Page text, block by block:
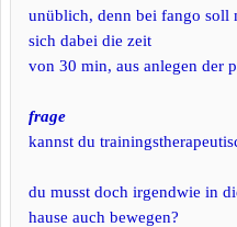
unüblich, denn bei fango soll
sich dabei die zeit
von 30 min, aus anlegen der
frage
kannst du
du musst doch irgendwie in
hause auch bewegen?